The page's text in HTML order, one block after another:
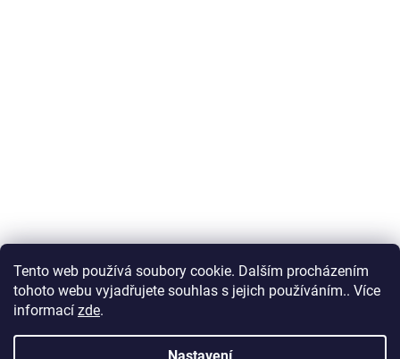
Tento web používá soubory cookie. Dalším procházením
tohoto webu vyjadřujete souhlas s jejich používáním.. Více
informací zde.
Obchodní podmínky